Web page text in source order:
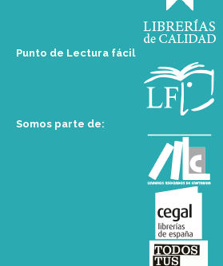
Punto de Lectura fácil
Somos parte de: